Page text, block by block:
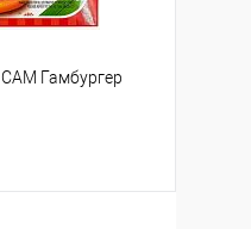
Гамбургер